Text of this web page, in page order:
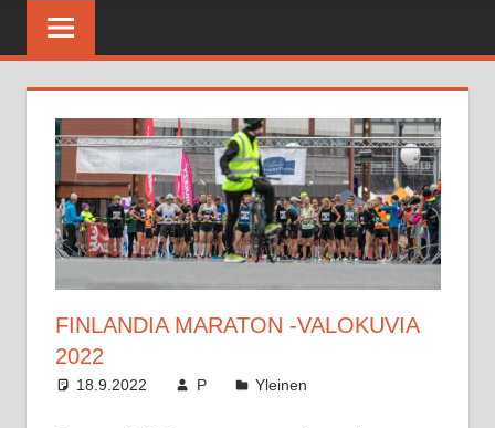
Maratonkerho
FINLANDIA MARATON -VALOKUVIA
2022
18.9.2022 P Yleinen